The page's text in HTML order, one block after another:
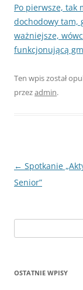
Po pierwsze, tak
dochodowy tam,
ważniejsze,
funkcjonującą
Ten wpis został
przezadmin.
Nawigacja
wpisu
← Spotkanie
Senior”
OSTATNIE WPISY